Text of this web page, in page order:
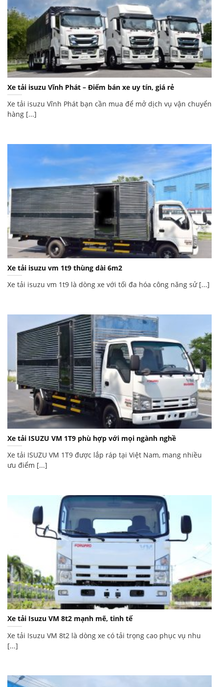
Xe tải isuzu Vĩnh Phát – Điểm bán xe uy tín, giá rẻ
Xe tải isuzu Vĩnh Phát bạn cần mua để mở dịch vụ vận chuyển
hàng [...]
Xe tải isuzu vm 1t9 thùng dài 6m2
Xe tải isuzu vm 1t9 là dòng xe với tối đa hóa công năng sử [...]
Xe tải ISUZU VM 1T9 phù hợp với mọi ngành nghề
Xe tải ISUZU VM 1T9 được lắp ráp tại Việt Nam, mang nhiều
ưu điểm [...]
Xe tải Isuzu VM 8t2 mạnh mẽ, tinh tế
Xe tải Isuzu VM 8t2 là dòng xe có tải trọng cao phục vụ nhu
[...]